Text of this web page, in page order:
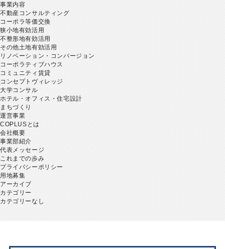
事業内容
不動産コンサルティング
コーポラ等価交換
狭小地有効活用
不整形地有効活用
その他土地有効活用
リノベーション・コンバージョン
コーポラティブハウス
コミュニティ賃貸
コンセプトヴィレッジ
大学コンサル
ホテル・オフィス・住宅設計
まちづくり
運営事業
COPLUSとは
会社概要
事業部紹介
代表メッセージ
これまでの歩み
プライバシーポリシー
用地募集
アーカイブ
カテゴリー
カテゴリーなし